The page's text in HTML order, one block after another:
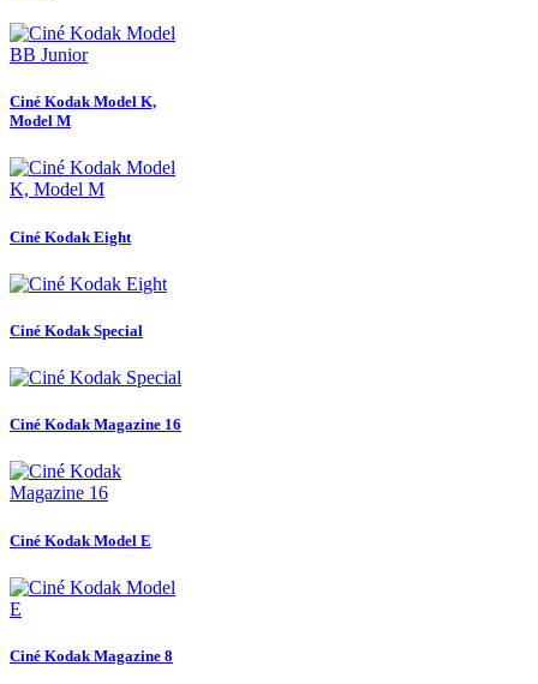
Ciné Kodak Model K,
Model M
Ciné Kodak Eight
Ciné Kodak Special
Ciné Kodak Magazine 16
Ciné Kodak Model E
Ciné Kodak Magazine 8